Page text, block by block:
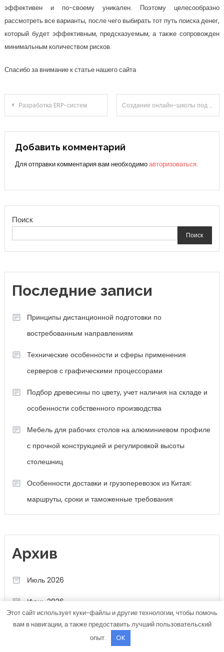
эффективен и по-своему уникален. Поэтому целесообразно
рассмотреть все варианты, после чего выбирать тот путь поиска денег,
который будет эффективным, предсказуемым, а также сопровожден
минимальным количеством рисков.
Спасибо за внимание к статье нашего сайта
Навигация
по
записям
Разработка ERP-систем Создание онлайн-школы под ключ: руководство к успешному запуску
Добавить комментарий
Для отправки комментария вам необходимоавторизоваться.
Поиск
Поиск
Последние записи
Принципы дистанционной подготовки по
востребованным направлениям
Технические особенности и сферы применения
серверов с графическими процессорами
Подбор древесины по цвету, учет наличия на складе и
особенности собственного производства
Мебель для рабочих столов на алюминиевом профиле
с прочной конструкцией и регулировкой высоты
столешниц
Особенности доставки и грузоперевозок из Китая:
маршруты, сроки и таможенные требования
Архив
Июль 2026
Июнь 2026
Май 2026
Этот сайт использует куки-файлы и другие технологии, чтобы помочь
вам в навигации, а также предоставить лучший пользовательский
опыт.
OK